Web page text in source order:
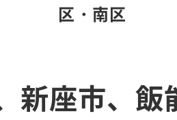
区・南区
新座市、飯